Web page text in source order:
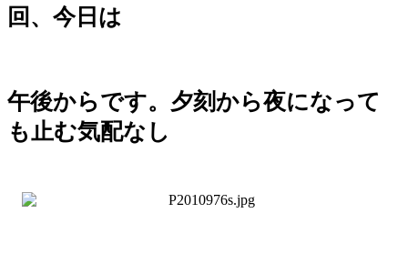
回、今日は
午後からです。夕刻から夜になって
も止む気配なし